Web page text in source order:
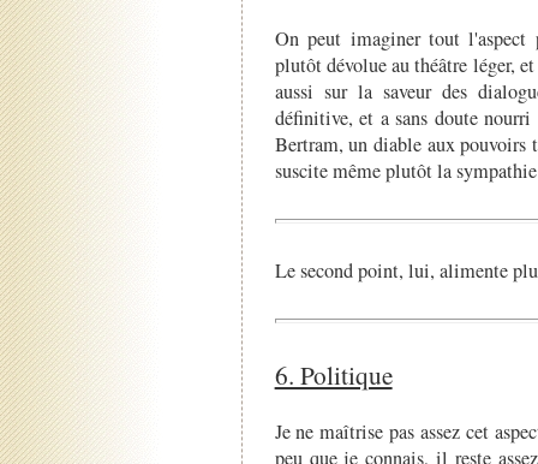
On peut imaginer tout l'aspect
plutôt dévolue au théâtre léger,
aussi sur la saveur des
définitive, et a sans doute
Bertram, un diable aux pouvoirs
suscite même plutôt la
Le second point, lui, alimente
6. Politique
Je ne maîtrise pas assez cet
peu que je connais, il reste